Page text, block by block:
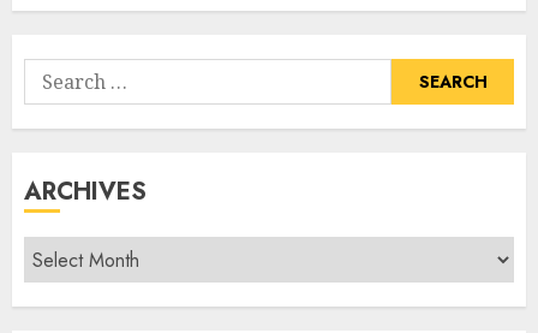
Tumbuhan
Search
for:
ARCHIVES
Archives